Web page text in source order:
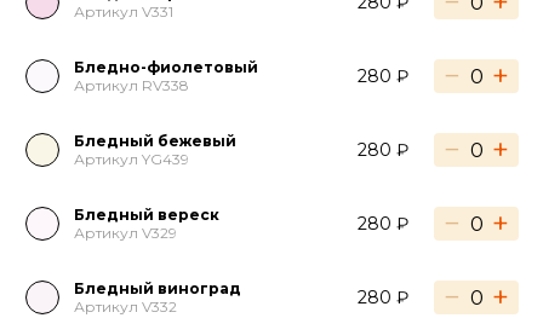
Артикул V331
Бледно-фиолетовый
Артикул RV338
280 ₽ − +
Бледный бежевый
Артикул YG439
280 ₽ − +
Бледный вереск
Артикул V329
280 ₽ − +
Бледный виноград
Артикул V332
280 ₽ − +